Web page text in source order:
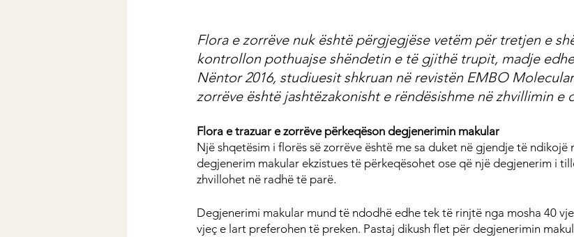
Flora e zorrëve nuk është përgjegjëse vetëm për tretjen e
kontrollon pothuajse shëndetin e të gjithë trupit, madje
Nëntor 2016, studiuesit shkruan në revistën EMBO
zorrëve është jashtëzakonisht e rëndësishme në zhvillimin e
Flora e trazuar e zorrëve përkeqëson degjenerimin makular
Një shqetësim i florës së zorrëve është me sa duket në gjendje të ndikojë
degjenerim makular ekzistues të përkeqësohet ose që një degjenerim i
zhvillohet në radhë të parë.
Degjenerimi makular mund të ndodhë edhe tek të rinjtë nga mosha 40
vjeç e lart preferohen të preken. Pastaj dikush flet për degjenerimin